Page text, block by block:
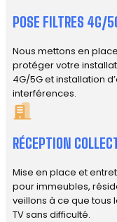
POSE FILTRES 4G/
Nous mettons en
protéger votre
4G/5G et installation
interférences.
RÉCEPTION
Mise en place et
pour immeubles,
veillons à ce que tous
TV sans difficulté.